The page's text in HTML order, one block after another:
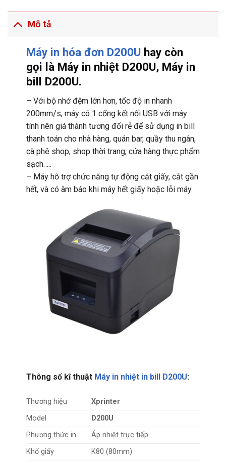
Mô tả
Máy in hóa đơn D200Uhay còn
gọi là Máy in nhiệt D200U, Máy in
bill D200U.
– Với bộ nhớ đệm lớn hơn, tốc độ in nhanh
200mm/s, máy có 1 cổng kết nối USB với máy
tính nên giá thành tương đối rẻ để sử dụng in bill
thanh toán cho nhà hàng, quán bar, quầy thu ngân,
cà phê shop, shop thời trang, cửa hàng thực phẩm
sạch…..
– Máy hỗ trợ chức năng tự động cắt giấy, cắt gần
hết, và có âm báo khi máy hết giấy hoặc lỗi máy.
Thông số kĩ thuật Máy in nhiệt in bill D200U:
Thương hiệu
Xprinter
Model
D200U
Phương thức in
Áp nhiệt trực tiếp
Khổ giấy
K80 (80mm)